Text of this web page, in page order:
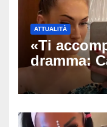
ATTUALITÀ
«Ti
dramma:
muore a
schianto